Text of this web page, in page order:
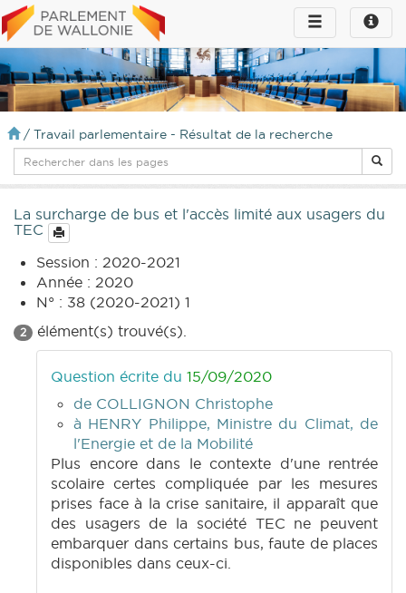
Toggle
infos
Toggle
navigation
/ Travail parlementaire - Résultat de la recherche
La surcharge de bus et l'accès limité aux usagers du
TEC
Session : 2020-2021
Année : 2020
N° : 38 (2020-2021) 1
2 élément(s) trouvé(s).
Question écrite du 15/09/2020
de COLLIGNON Christophe
à HENRY Philippe, Ministre du Climat, de
l'Energie et de la Mobilité
Plus encore dans le contexte d'une rentrée
scolaire certes compliquée par les mesures
prises face à la crise sanitaire, il apparaît que
des usagers de la société TEC ne peuvent
embarquer dans certains bus, faute de places
disponibles dans ceux-ci.